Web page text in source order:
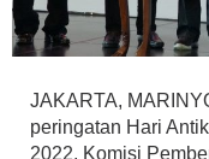
JAKARTA,
peringatan Hari
2022, Komisi